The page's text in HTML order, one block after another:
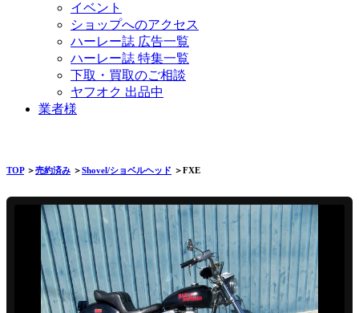
イベント
ショップへのアクセス
ハーレー誌 広告一覧
ハーレー誌 特集一覧
下取・買取のご相談
ヤフオク 出品中
業者様
TOP＞売約済み ＞Shovel/ショベルヘッド ＞FXE